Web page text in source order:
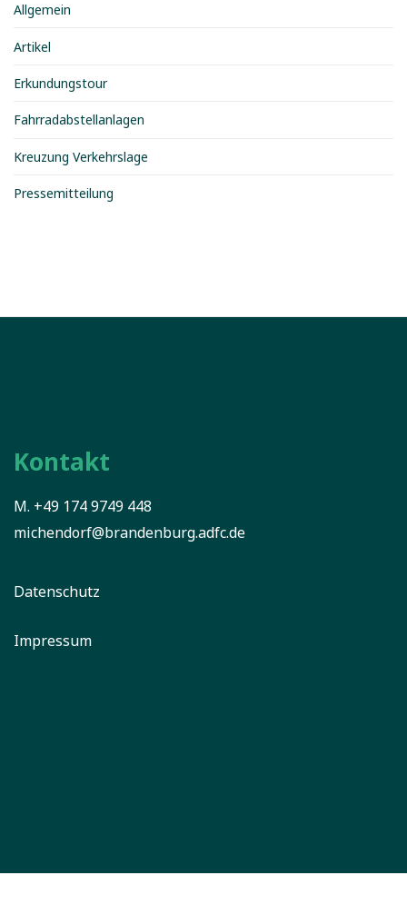
Allgemein
Artikel
Erkundungstour
Fahrradabstellanlagen
Kreuzung Verkehrslage
Pressemitteilung
Kontakt
M. +49 174 9749 448
michendorf@brandenburg.adfc.de
Datenschutz
Impressum